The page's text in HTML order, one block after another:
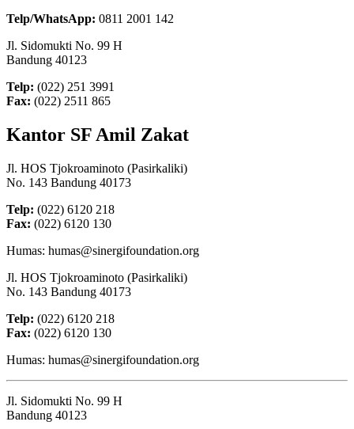
Telp/WhatsApp: 0811 2001 142
Jl. Sidomukti No. 99 H
Bandung 40123
Telp: (022) 251 3991
Fax: (022) 2511 865
Kantor SF Amil Zakat
Jl. HOS Tjokroaminoto (Pasirkaliki)
No. 143 Bandung 40173
Telp: (022) 6120 218
Fax: (022) 6120 130
Humas: humas@sinergifoundation.org
Jl. HOS Tjokroaminoto (Pasirkaliki)
No. 143 Bandung 40173
Telp: (022) 6120 218
Fax: (022) 6120 130
Humas: humas@sinergifoundation.org
Jl. Sidomukti No. 99 H
Bandung 40123